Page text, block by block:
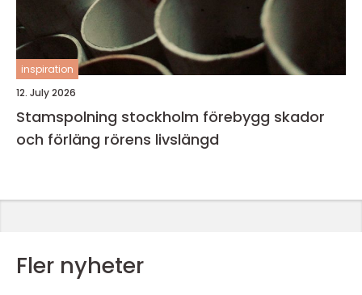
inspiration
12. July 2026
Stamspolning stockholm förebygg skador
och förläng rörens livslängd
Fler nyheter